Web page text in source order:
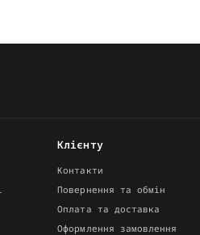
Клієнту
Контакти
Повернення та обмін
Оплата та доставка
Оформлення замовлення